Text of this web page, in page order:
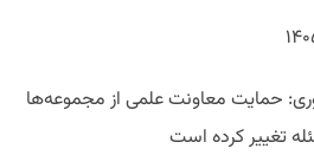
حمایت معاونت علمی از مجموعه‌ها
تغییر کرده است